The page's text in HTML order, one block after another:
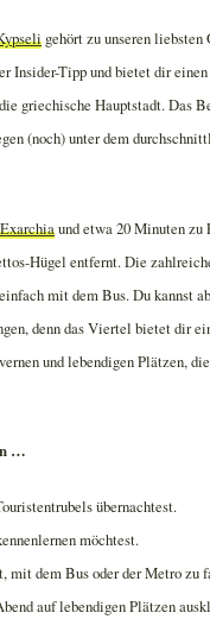
gehört zu unseren liebsten
Insider-Tipp und bietet dir
griechische Hauptstadt. Das
(noch) unter dem
Exarchiaund etwa 20 Minuten zu
Hügel entfernt. Die
mit dem Bus. Du kannst
denn das Viertel bietet dir
und lebendigen Plätzen,
…
übernachtest.
möchtest.
dem Bus oder der Metro zu
auf lebendigen Plätzen